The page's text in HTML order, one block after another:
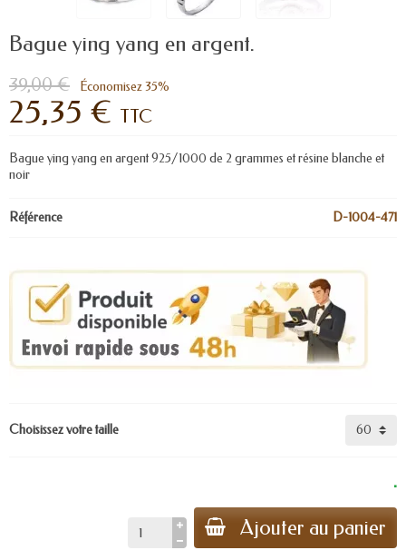
Bague ying yang en argent.
39,00 € Économisez 35%
25,35 € TTC
Bague ying yang en argent 925/1000 de 2 grammes et résine blanche et
noir
Référence D-1004-471
Choisissez votre taille
.
Ajouter au panier